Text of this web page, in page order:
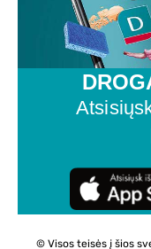
© Visos teisės į šios